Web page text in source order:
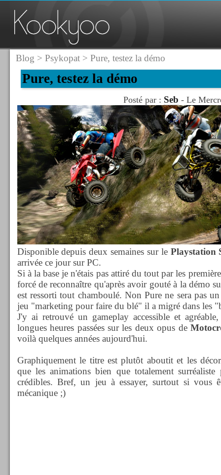
Blog > Psykopat> Pure, testez la démo
Pure, testez la démo
Posté par : Seb - Le
Disponible depuis deux semaines sur lePlaystation
arrivée ce jour sur PC.
Si à la base je n'étais pas attiré du tout par les
forcé de reconnaître qu'après avoir gouté à la démo
est ressorti tout chamboulé. Non Pure ne sera pas
jeu "marketing pour faire du blé" il a migré dans les
J'y ai retrouvé un gameplay accessible et
longues heures passées sur les deux opus de
voilà quelques années aujourd'hui.
Graphiquement le titre est plutôt aboutit et les
que les animations bien que totalement surréaliste
crédibles. Bref, un jeu à essayer, surtout si vous
mécanique ;)